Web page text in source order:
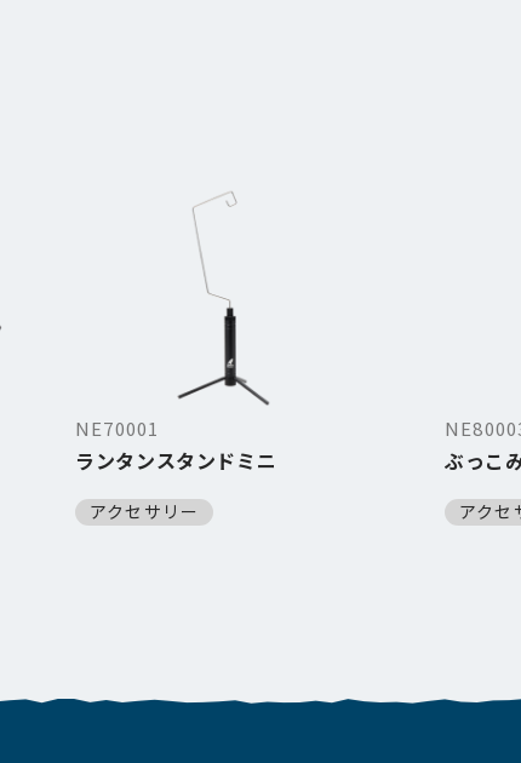
NE70001
ランタンスタンドミニ
アクセサリー
ぶっこ
アクセ